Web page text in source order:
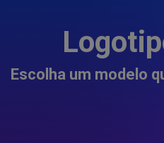
Escolha um modelo